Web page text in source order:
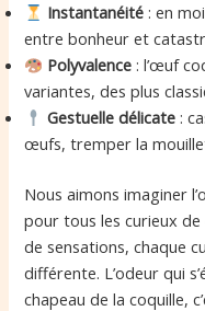
Instantanéité : en
entre bonheur et
Polyvalence : l’œuf
variantes, des plus
Gestuelle délicate :
œufs, tremper la
Nous aimons imaginer
pour tous les curieux
de sensations, chaque
différente. L’odeur qui
chapeau de la coquille,